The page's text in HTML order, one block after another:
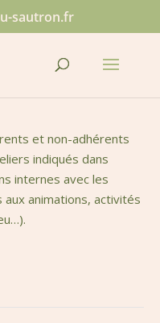
sautron.fr
et non-adhérents
indiqués dans
internes avec les
animations, activités